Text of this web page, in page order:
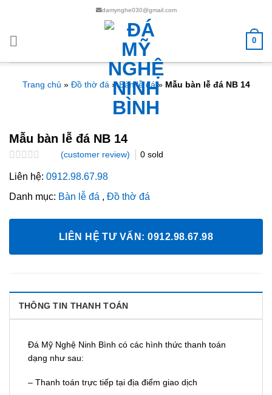
nội
damynghe030@gmail.com
0
Trang chủ » Đồ thờ đá »Bàn lễ đá» Mẫu bàn lễ đá NB 14
Mẫu bàn lễ đá NB 14
0.0
of
(customer review) 0sold
Liên hệ: 0912.98.67.98
Danh mục: Bàn lễ đá , Đồ thờ đá
LIÊN HỆ TƯ VẤN: 0912.98.67.98
THÔNG TIN THANH TOÁN
Đá Mỹ Nghệ Ninh Bình có các hình thức thanh toán
dạng như sau:
– Thanh toán trực tiếp tại địa điểm giao dịch